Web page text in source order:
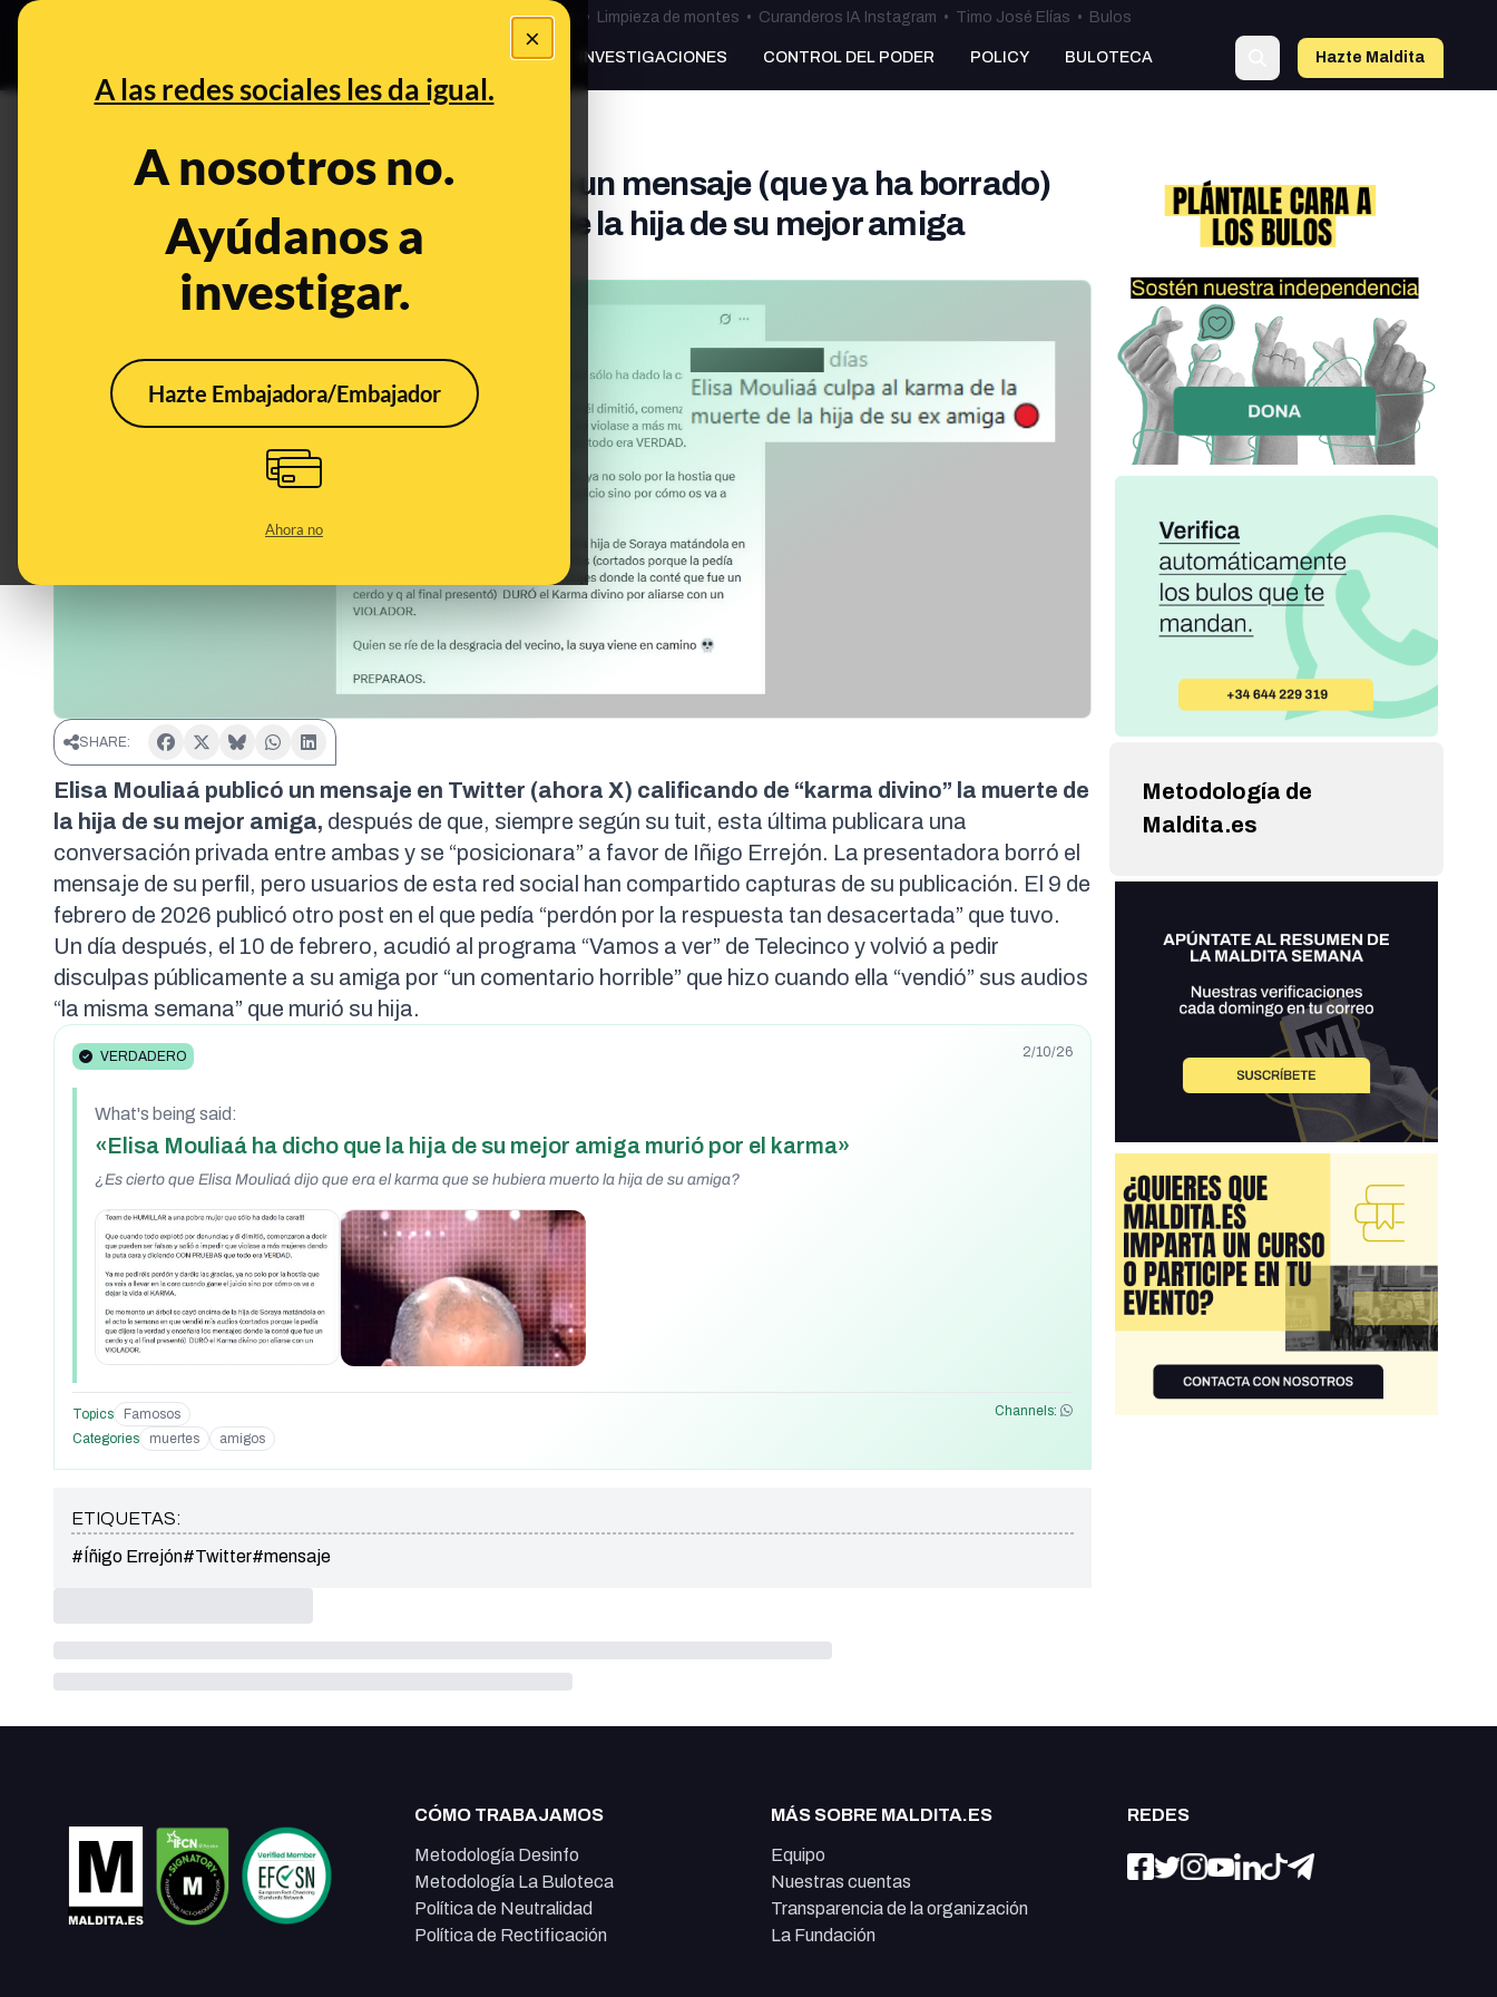
×
A las redes sociales les da igual.
A nosotros no.
Ayúdanos a
investigar.
Hazte Embajadora/Embajador
Ahora no
Bulos Ceuta • Limpieza de montes • Curanderos IA Instagram • Timo José Elías • Bulos
PREBUNKING INVESTIGACIONES CONTROL DEL PODER POLICY BULOTECA Hazte Maldita
Es cierto que Elisa Mouliaá publicó un mensaje (que ya ha borrado)
calificando de "karma" la muerte de la hija de su mejor amiga
Feb 13, 2026, 10:39:30 AM
VERDADERO
SHARE:
Elisa Mouliaá publicó un mensaje en Twitter (ahora X) calificando de “karma divino” la muerte de
la hija de su mejor amiga, después de que, siempre según su tuit, esta última publicara una
conversación privada entre ambas y se “posicionara” a favor de Iñigo Errejón. La presentadora borró el
mensaje de su perfil, pero usuarios de esta red social han compartido capturas de su publicación. El 9 de
febrero de 2026 publicó otro post en el que pedía “perdón por la respuesta tan desacertada” que tuvo.
Un día después, el 10 de febrero, acudió al programa “Vamos a ver” de Telecinco yvolvió a pedir
disculpas públicamente a su amiga por “un comentario horrible” que hizo cuando ella “vendió” sus audios
“la misma semana” que murió su hija.
VERDADERO 2/10/26
What's being said:
«Elisa Mouliaá ha dicho que la hija de su mejor amiga murió por el karma»
¿Es cierto que Elisa Mouliaá dijo que era el karma que se hubiera muerto la hija de su amiga?
Topics Famosos
Channels:
Categories
muertes amigos
ETIQUETAS:
#Íñigo Errejón#Twitter#mensaje
Metodología de
Maldita.es
CÓMO TRABAJAMOS
Metodología Desinfo
Metodología La Buloteca
Política de Neutralidad
Política de Rectificación
MÁS SOBRE MALDITA.ES
Equipo
Nuestras cuentas
Transparencia de la organización
La Fundación
REDES